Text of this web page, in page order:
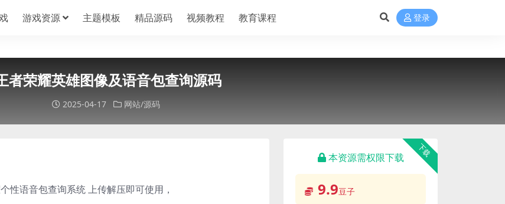
游戏资源 主题模板 精品源码 视频教程 教育课程 登录
者荣耀英雄图像及语音包查询源码
2025-04-17 网站/源码
性语音包查询系统 上传解压即可使用，
下载
本资源需权限下载
9.9豆子